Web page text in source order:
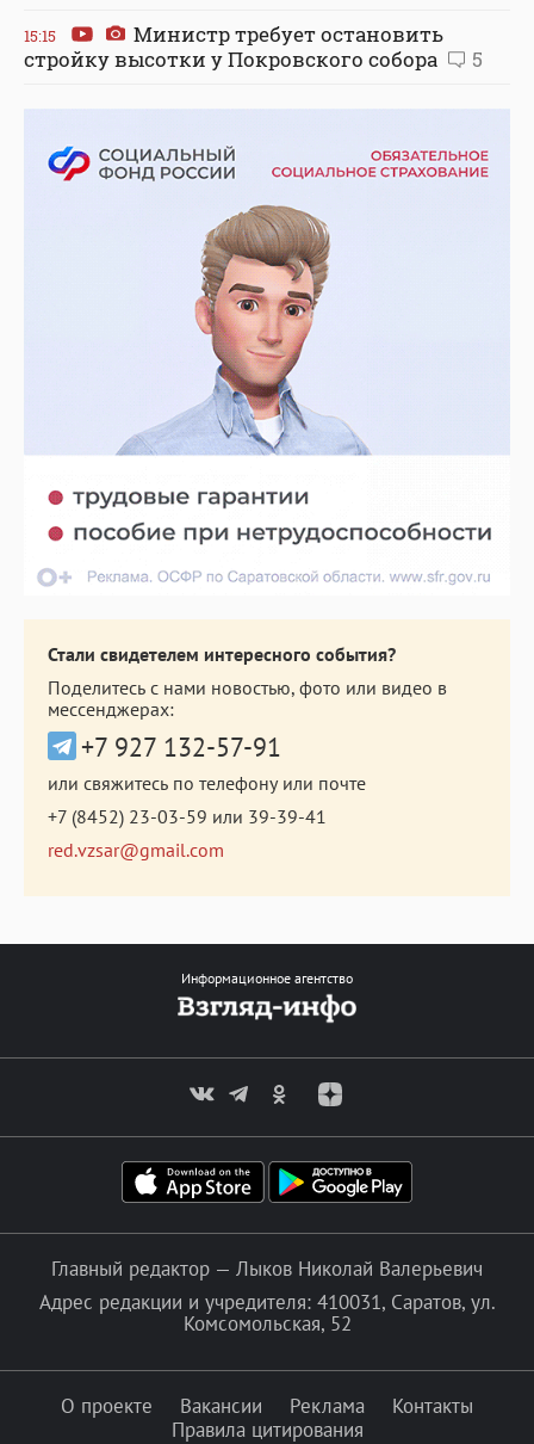
15:15
Министр требует остановить
стройку высотки у Покровского собора
5
Стали свидетелем интересного события?
Поделитесь с нами новостью, фото или видео в
мессенджерах:
+7 927 132-57-91
или свяжитесь по телефону или почте
+7 (8452) 23-03-59 или 39-39-41
red.vzsar@gmail.com
Информационное агентство
Главный редактор — Лыков Николай Валерьевич
Адрес редакции и учредителя: 410031, Саратов, ул.
Комсомольская, 52
О проекте Вакансии Реклама
Контакты
Правила цитирования